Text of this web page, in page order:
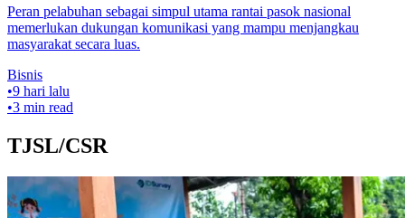
Peran pelabuhan sebagai simpul utama rantai pasok nasional
memerlukan dukungan komunikasi yang mampu menjangkau
masyarakat secara luas.
Bisnis
•9 hari lalu
•3 min read
TJSL/CSR